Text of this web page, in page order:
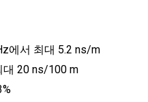
에서 최대 5.2 ns/m
대 20 ns/100 m